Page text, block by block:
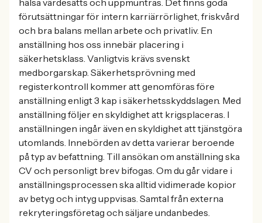
hälsa värdesätts och uppmuntras. Det finns goda
förutsättningar för intern karriärrörlighet, friskvård
och bra balans mellan arbete och privatliv. En
anställning hos oss innebär placering i
säkerhetsklass. Vanligtvis krävs svenskt
medborgarskap. Säkerhetsprövning med
registerkontroll kommer att genomföras före
anställning enligt 3 kap i säkerhetsskyddslagen. Med
anställning följer en skyldighet att krigsplaceras. I
anställningen ingår även en skyldighet att tjänstgöra
utomlands. Innebörden av detta varierar beroende
på typ av befattning. Till ansökan om anställning ska
CV och personligt brev bifogas. Om du går vidare i
anställningsprocessen ska alltid vidimerade kopior
av betyg och intyg uppvisas. Samtal från externa
rekryteringsföretag och säljare undanbedes.